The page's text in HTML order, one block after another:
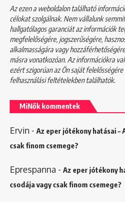
Az ezen a weboldalon található
célokat szolgálnak. Nem vállalunk
hallgatólagos garanciát az információk
megfelelőségére, jogszerűségére,
alkalmasságára vagy
másra vonatkozóan. Az információkra
ezért szigorúan az Ön saját
felhasználási feltételekbentalálhatók.
MiNők kommentek
Ervin - Az eper jótékony hatásai –
csak finom csemege?
Eprespanna - Az eper jótékony
csodája vagy csak finom csemege?